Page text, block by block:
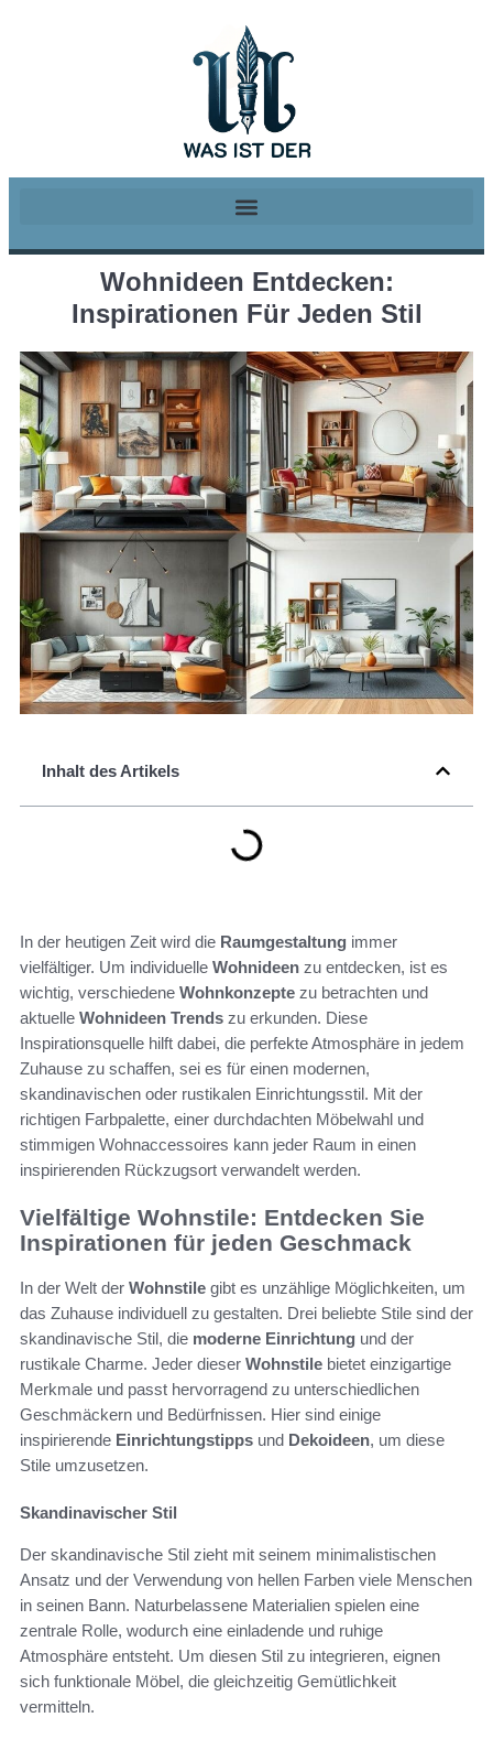
Wohnideen Entdecken:
Inspirationen Für Jeden Stil
Inhalt des Artikels
In der heutigen Zeit wird die Raumgestaltung immer
vielfältiger. Um individuelle Wohnideen zu entdecken, ist es
wichtig, verschiedene Wohnkonzepte zu betrachten und
aktuelle Wohnideen Trends zu erkunden. Diese
Inspirationsquelle hilft dabei, die perfekte Atmosphäre in jedem
Zuhause zu schaffen, sei es für einen modernen,
skandinavischen oder rustikalen Einrichtungsstil. Mit der
richtigen Farbpalette, einer durchdachten Möbelwahl und
stimmigen Wohnaccessoires kann jeder Raum in einen
inspirierenden Rückzugsort verwandelt werden.
Vielfältige Wohnstile: Entdecken Sie
Inspirationen für jeden Geschmack
In der Welt der Wohnstile gibt es unzählige Möglichkeiten, um
das Zuhause individuell zu gestalten. Drei beliebte Stile sind der
skandinavische Stil, die moderne Einrichtung und der
rustikale Charme. Jeder dieser Wohnstile bietet einzigartige
Merkmale und passt hervorragend zu unterschiedlichen
Geschmäckern und Bedürfnissen. Hier sind einige
inspirierende Einrichtungstipps und Dekoideen, um diese
Stile umzusetzen.
Skandinavischer Stil
Der skandinavische Stil zieht mit seinem minimalistischen
Ansatz und der Verwendung von hellen Farben viele Menschen
in seinen Bann. Naturbelassene Materialien spielen eine
zentrale Rolle, wodurch eine einladende und ruhige
Atmosphäre entsteht. Um diesen Stil zu integrieren, eignen
sich funktionale Möbel, die gleichzeitig Gemütlichkeit
vermitteln.